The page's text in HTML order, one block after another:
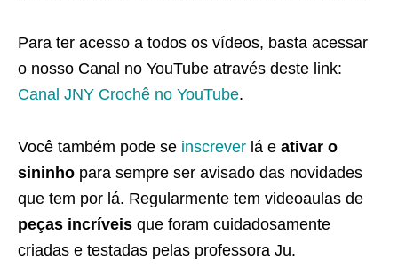
Para ter acesso a todos os vídeos, basta acessar
o nosso Canal no YouTube através deste link:
Canal JNY Crochê no YouTube.
Você também pode se inscrever lá e ativar o
sininho para sempre ser avisado das novidades
que tem por lá. Regularmente tem videoaulas de
peças incríveis que foram cuidadosamente
criadas e testadas pelas professora Ju.